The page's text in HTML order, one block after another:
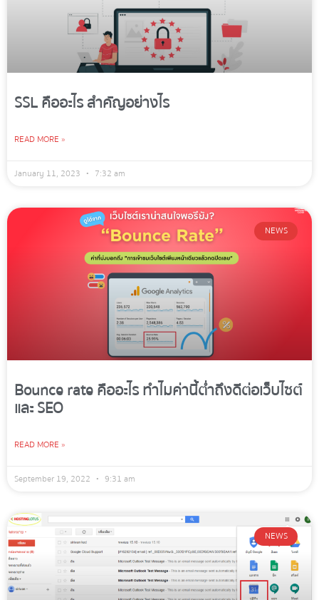
SSL คืออะไร สำคัญอย่างไร
READ MORE »
January 11, 2023 7:32 am
NEWS
Bounce rate คืออะไร ทำไมค่านี้ต่ำถึงดีต่อเว็บไซต์
และ SEO
READ MORE »
September 19, 2022 9:31 am
NEWS